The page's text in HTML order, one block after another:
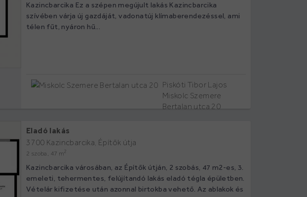
Kazincbarcika Ez a szépen megújult lakás Kazincbarcika
szívében várja új gazdáját, vadonatúj klímaberendezéssel, ami
télen fűt, nyáron hű...
Piskóti Tibor Lajos
Miskolc Szemere
Bertalan utca 20
Eladó lakás
3700 Kazincbarcika, Építők útja
2 szoba, 47 m2
Kazincbarcika városában, az Építők útján, 2 szobás, 47 m2-es, 3.
emeleti, tehermentes, felújítandó lakás eladó tégla épületben.
Vételár kifizetése után azonnal birtokba vehető. Az ablakok és